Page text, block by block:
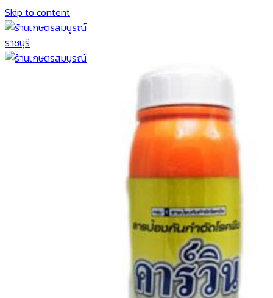
Skip to content
เมล็ด กวางตุ้ง
เมล็ด คะน้า
เมล็ดพันธุ์ผักบุ้ง
เมล็ดพันธุ์ ผักชี